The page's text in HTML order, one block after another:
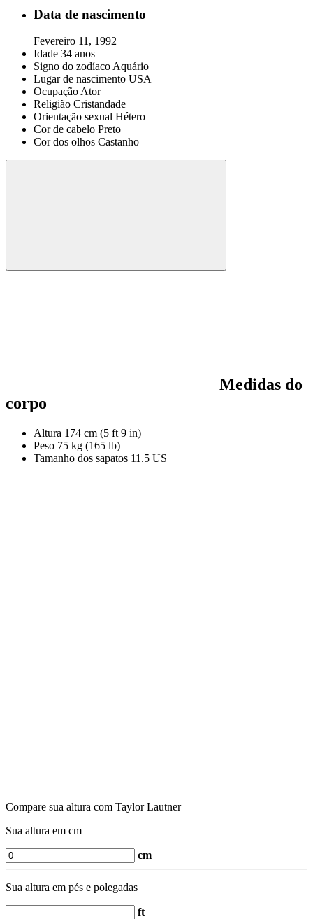
Data de nascimento
Fevereiro 11, 1992
Idade 34 anos
Signo do zodíacoAquário
Lugar de nascimento USA
OcupaçãoAtor
Religião Cristandade
Orientação sexual Hétero
Cor de cabelo Preto
Cor dos olhos Castanho
Medidas do
corpo
Altura 174 cm (5 ft 9 in)
Peso 75 kg (165 lb)
Tamanho dos sapatos 11.5 US
Compare sua altura com Taylor Lautner
Sua altura em cm
cm
Sua altura em pés e polegadas
ft